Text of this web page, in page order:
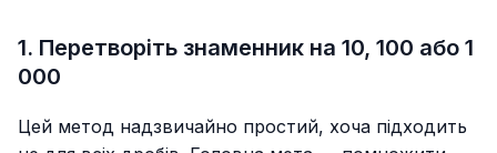
1. Перетворіть знаменник на 10, 100 або 1
000
Цей метод надзвичайно простий, хоча підходить